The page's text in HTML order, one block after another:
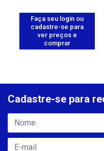
Faça seu login ou
cadastre-se para
ver preços e
comprar
Cadastre-se para